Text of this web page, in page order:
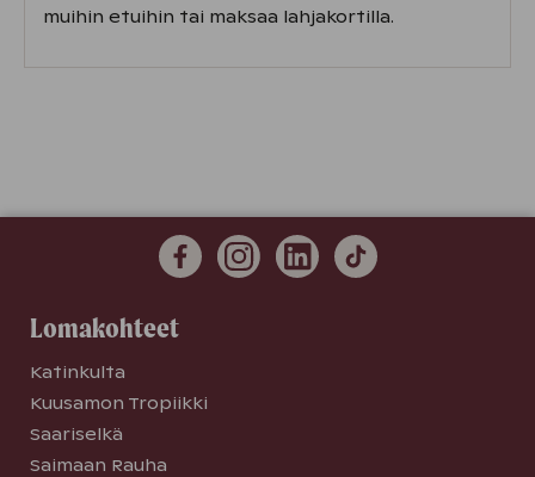
muihin etuihin tai maksaa lahjakortilla.
Lomakohteet
Katinkulta
Kuusamon Tropiikki
Saariselkä
Saimaan Rauha